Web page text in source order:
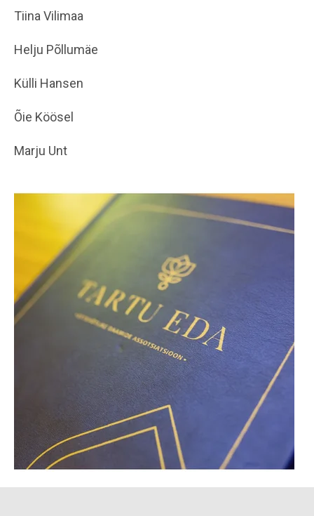
Tiina Vilimaa
Helju Põllumäe
Külli Hansen
Õie Köösel
Marju Unt